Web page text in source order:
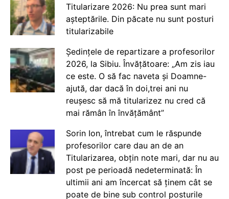
Titularizare 2026: Nu prea sunt mari
așteptările. Din păcate nu sunt posturi
titularizabile
Ședințele de repartizare a profesorilor
2026, la Sibiu. Învățătoare: „Am zis iau
ce este. O să fac naveta și Doamne-
ajută, dar dacă în doi,trei ani nu
reușesc să mă titularizez nu cred că
mai rămân în învățământ”
Sorin Ion, întrebat cum le răspunde
profesorilor care dau an de an
Titularizarea, obțin note mari, dar nu au
post pe perioadă nedeterminată: În
ultimii ani am încercat să ținem cât se
poate de bine sub control posturile